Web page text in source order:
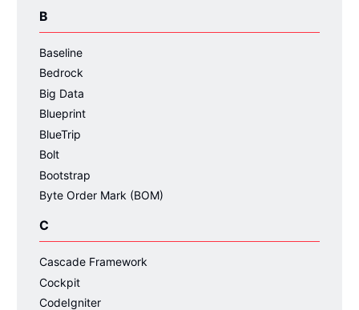
B
Baseline
Bedrock
Big Data
Blueprint
BlueTrip
Bolt
Bootstrap
Byte Order Mark (BOM)
C
Cascade Framework
Cockpit
CodeIgniter